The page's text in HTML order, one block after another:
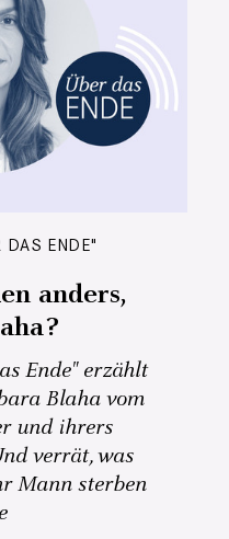
DAS ENDE"
anders,
Ende" erzählt
Blaha vom
und ihrers
verrät, was
Mann sterben